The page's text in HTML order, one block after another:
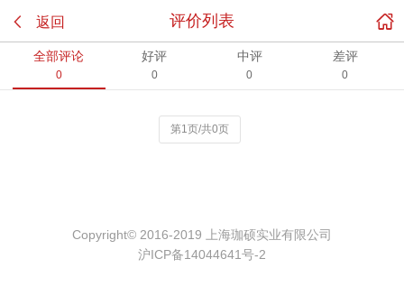
 返回 评价列表 
全部评论
0
好评
0
中评
0
差评
0
第1页/共0页
Copyright© 2016-2019 上海珈硕实业有限公司
沪ICP备14044641号-2